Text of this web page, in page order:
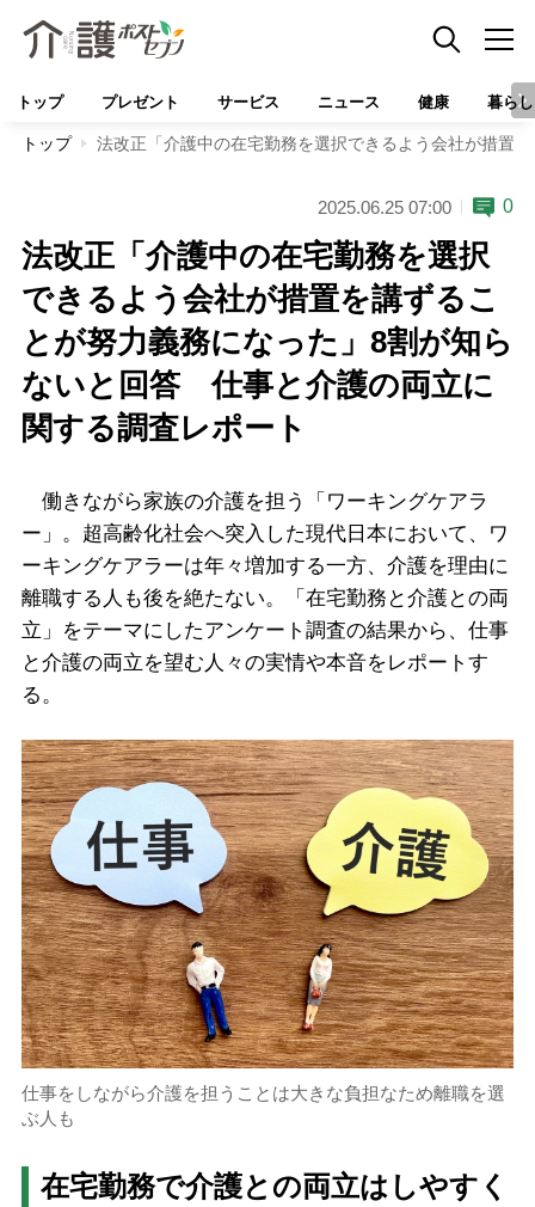
トップ プレゼント サービス ニュース 健康 暮らし
トップ 法改正「介護中の在宅勤務を選択できるよう会社が措置
2025.06.25 07:00 0
法改正「介護中の在宅勤務を選択
できるよう会社が措置を講ずるこ
とが努力義務になった」8割が知ら
ないと回答 仕事と介護の両立に
関する調査レポート
働きながら家族の介護を担う「ワーキングケアラ
ー」。超高齢化社会へ突入した現代日本において、ワ
ーキングケアラーは年々増加する一方、介護を理由に
離職する人も後を絶たない。「在宅勤務と介護との両
立」をテーマにしたアンケート調査の結果から、仕事
と介護の両立を望む人々の実情や本音をレポートす
る。
仕事をしながら介護を担うことは大きな負担なため離職を選
ぶ人も
在宅勤務で介護との両立はしやすく